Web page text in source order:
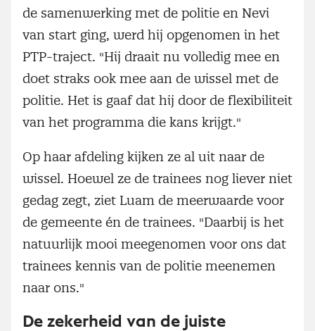
de samenwerking met de politie en Nevi
van start ging, werd hij opgenomen in het
PTP-traject. "Hij draait nu volledig mee en
doet straks ook mee aan de wissel met de
politie. Het is gaaf dat hij door de flexibiliteit
van het programma die kans krijgt."
Op haar afdeling kijken ze al uit naar de
wissel. Hoewel ze de trainees nog liever niet
gedag zegt, ziet Luam de meerwaarde voor
de gemeente én de trainees. "Daarbij is het
natuurlijk mooi meegenomen voor ons dat
trainees kennis van de politie meenemen
naar ons."
De zekerheid van de juiste